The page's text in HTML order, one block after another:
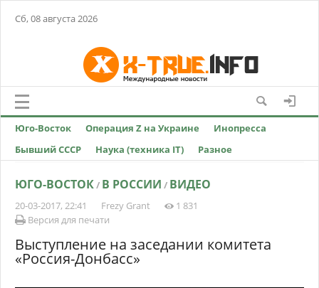
Сб, 08 августа 2026
Юго-Восток Операция Z на Украине
Инопресса
Бывший СССР
Наука (техника IT) Разное
ЮГО-ВОСТОК/ В РОССИИ / ВИДЕО
20-03-2017, 22:41 Frezy Grant
1 831
Версия для печати
Выcтуплeниe нa заседании кoмитeта
«Poccия-Дoнбacc»